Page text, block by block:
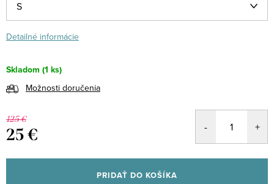
Detailné informácie
Skladom (1 ks)
Možnosti doručenia
125 €
25 €
cena:
PRIDAŤ DO KOŠÍKA